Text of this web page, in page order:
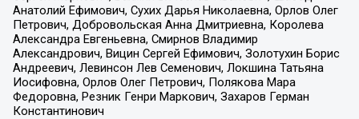
Анатолий Ефимович, Сухих Дарья Николаевна, Орлов Олег
Петрович, Добровольская Анна Дмитриевна, Королева
Александра Евгеньевна, Смирнов Владимир
Александрович, Вицин Сергей Ефимович, Золотухин Борис
Андреевич, Левинсон Лев Семенович, Локшина Татьяна
Иосифовна, Орлов Олег Петрович, Полякова Мара
Федоровна, Резник Генри Маркович, Захаров Герман
Константинович